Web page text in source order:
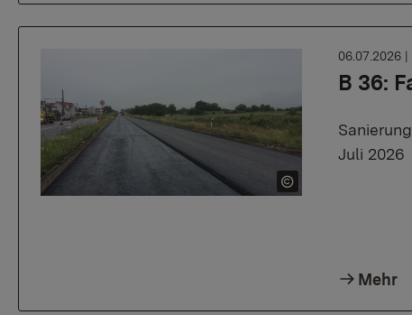
B 36:
06.07.2026 |
Juli 2026
Mehr